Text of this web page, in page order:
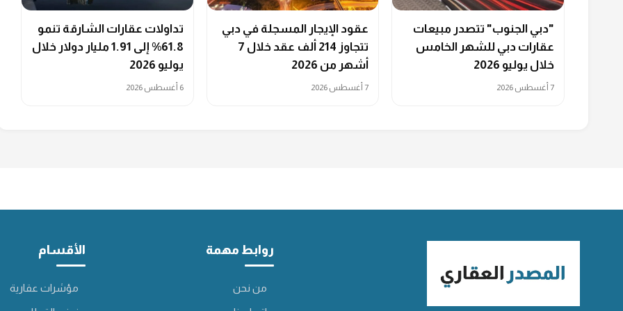
"دبي الجنوب" تتصدر مبيعات
عقارات دبي للشهر الخامس
خلال يوليو 2026
7 أغسطس 2026
عقود الإيجار المسجلة في دبي
تتجاوز 214 ألف عقد خلال 7
أشهر من 2026
7 أغسطس 2026
تداولات عقارات الشارقة تنمو
61.8% إلى 1.91 مليار دولار خلال
يوليو 2026
6 أغسطس 2026
روابط مهمة
من نحن
الأقسام
مؤشرات عقارية